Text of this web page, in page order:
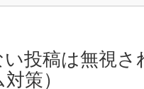
い投稿は無視
策）